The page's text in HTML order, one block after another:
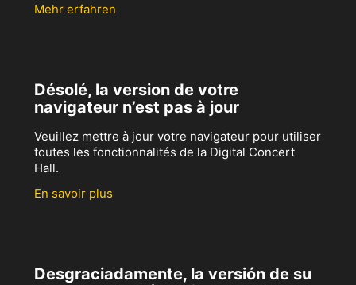
Mehr erfahren
Désolé, la version de votre
navigateur n’est pas à jour
Veuillez mettre à jour votre navigateur pour utiliser
toutes les fonctionnalités de la Digital Concert
Hall.
En savoir plus
Desgraciadamente, la versión de su